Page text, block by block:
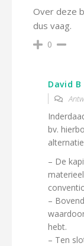
Over deze
dus vaag.
0
David B
bv.
– De
–
hebt.
– Ten